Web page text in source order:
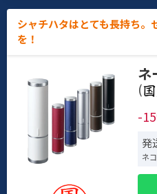
シャチハタはとても長持ち。
を！
ネ
(
-
発
ネ